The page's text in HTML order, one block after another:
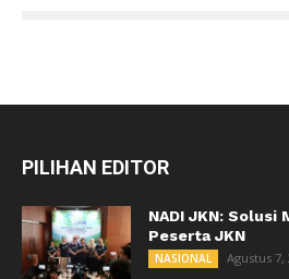
PILIHAN EDITOR
NADI JKN: Solusi
Peserta JKN
NASIONAL Agustus 7,